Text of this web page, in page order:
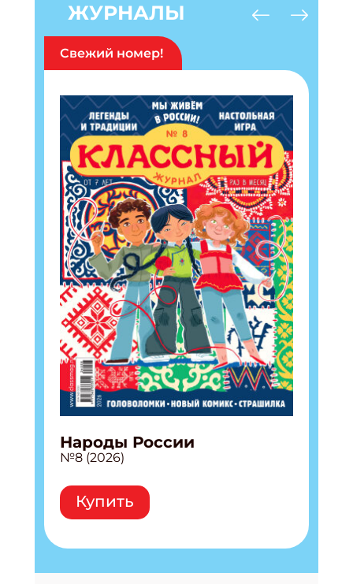
ЖУРНАЛЫ
Свежий номер!
Народы России
№8 (2026)
Купить